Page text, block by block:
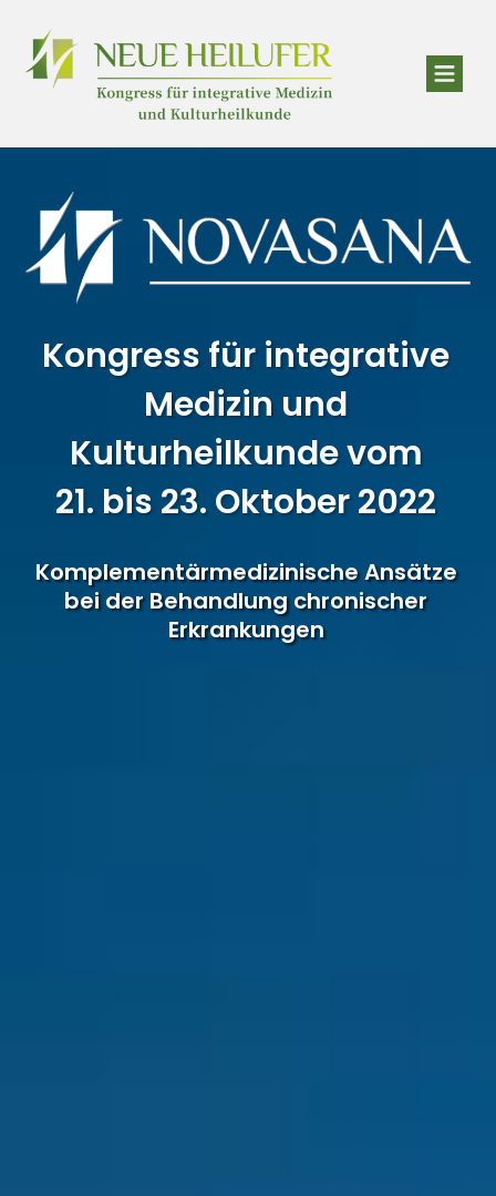
Kongress für integrative
Medizin und
Kulturheilkunde vom
21. bis 23. Oktober 2022
Komplementärmedizinische Ansätze
bei der Behandlung chronischer
Erkrankungen